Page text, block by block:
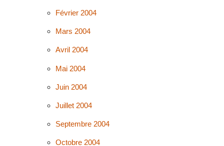
Février 2004
Mars 2004
Avril 2004
Mai 2004
Juin 2004
Juillet 2004
Septembre 2004
Octobre 2004